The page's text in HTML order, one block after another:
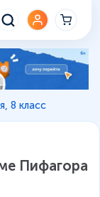
8 класс
Пифагора